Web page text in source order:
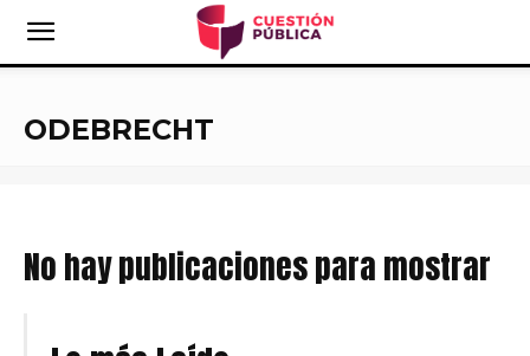
ODEBRECHT
No hay publicaciones para mostrar